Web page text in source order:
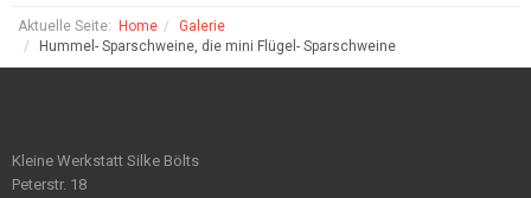
Aktuelle Seite: Home
Galerie
Hummel- Sparschweine, die mini Flügel- Sparschweine
Kleine Werkstatt Silke Bölts
Peterstr. 18